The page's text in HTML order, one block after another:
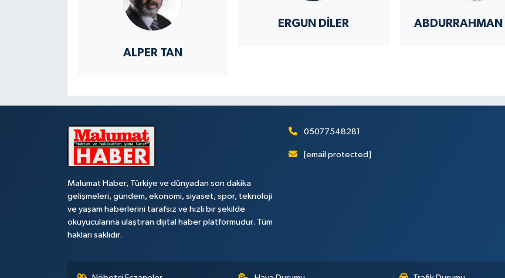
ALPER TAN
ERGUN DILER
Malumat Haber, Türkiye ve dünyadan son dakika
gelişmeleri, gündem, ekonomi, siyaset, spor, teknoloji
ve yaşam haberlerini tarafsız ve hızlı bir şekilde
okuyucularına ulaştıran dijital haber platformudur. Tüm
hakları saklıdır.
05077548281
[email protected]